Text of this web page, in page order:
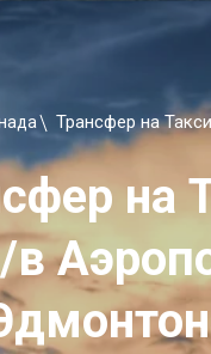
на
в